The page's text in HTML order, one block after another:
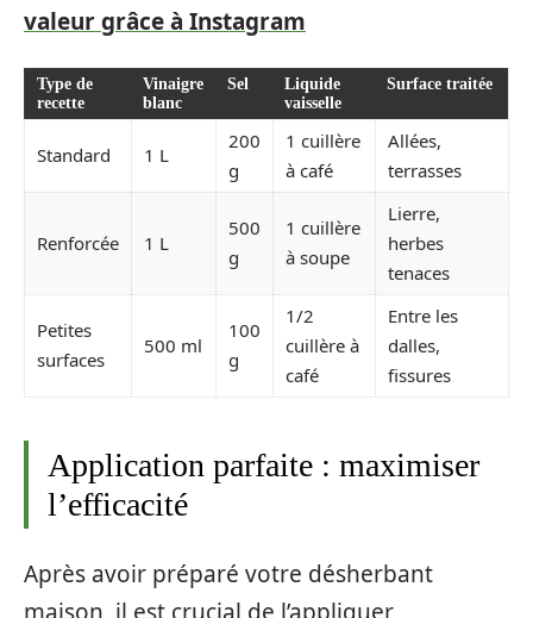
valeur grâce à Instagram
Type de
recette
Vinaigre
blanc
Sel
Liquide
vaisselle
Surface traitée
Standard 1 L
200
g
1 cuillère
à café
Allées,
terrasses
Renforcée 1 L
500
g
1 cuillère
à soupe
Lierre,
herbes
tenaces
Petites
surfaces
500 ml
100
g
1/2
cuillère à
café
Entre les
dalles,
fissures
Application parfaite : maximiser
l’efficacité
Après avoir préparé votre désherbant